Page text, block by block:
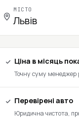
МІСТО
Львів
Ціна в місяць
Точну суму менеджер
Перевірені авто
Юридична чистота,